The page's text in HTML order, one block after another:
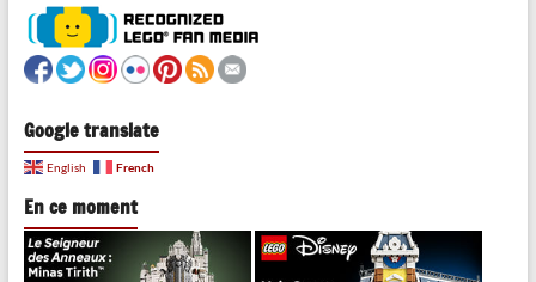
Google translate
English French
En ce moment